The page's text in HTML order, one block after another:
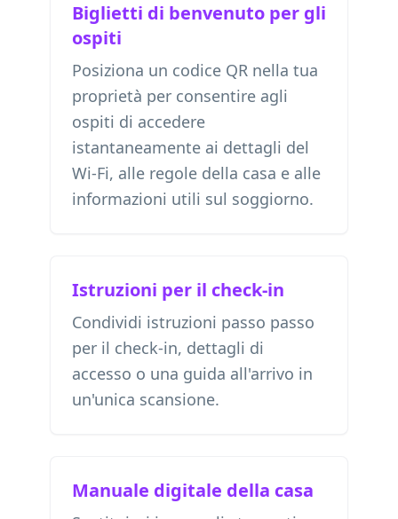
Biglietti di benvenuto per gli
ospiti
Posiziona un codice QR nella tua
proprietà per consentire agli
ospiti di accedere
istantaneamente ai dettagli del
Wi-Fi, alle regole della casa e alle
informazioni utili sul soggiorno.
Istruzioni per il check-in
Condividi istruzioni passo passo
per il check-in, dettagli di
accesso o una guida all'arrivo in
un'unica scansione.
Manuale digitale della casa